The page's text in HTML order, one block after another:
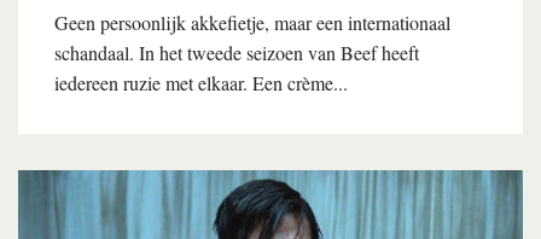
Geen persoonlijk akkefietje, maar een internationaal
schandaal. In het tweede seizoen van Beef heeft
iedereen ruzie met elkaar. Een crème...
Lees verder